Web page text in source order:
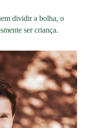
dividir a bolha, o
ser criança.